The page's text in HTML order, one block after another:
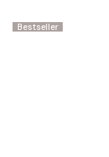
Bestseller